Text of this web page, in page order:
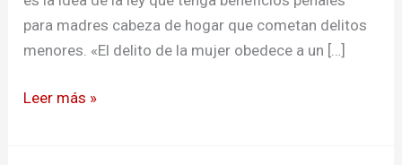
para madres cabeza de hogar que cometan delitos
menores. «El delito de la mujer obedece a un […]
Leer más »